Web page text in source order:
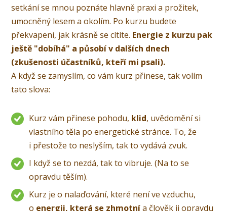
setkání se mnou poznáte hlavně praxi a prožitek,
umocněný lesem a okolím. Po kurzu budete
překvapeni, jak krásně se cítíte. Energie z kurzu pak
ještě "dobíhá" a působí v dalších dnech
(zkušenosti účastníků, kteří mi psali).
A když se zamyslím, co vám kurz přinese, tak volím
tato slova:
Kurz vám přinese pohodu, klid, uvědomění si
vlastního těla po energetické stránce. To, že
i přestože to neslyším, tak to vydává zvuk.
I když se to nezdá,takto vibruje. (Na to se
opravdu těším).
Kurz je o nalaďování, které není ve vzduchu,
o energii, která se zhmotnía člověk ji opravdu